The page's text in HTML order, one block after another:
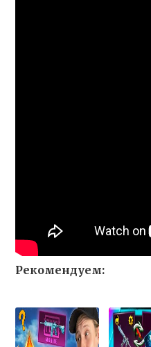
Рекомендуем: